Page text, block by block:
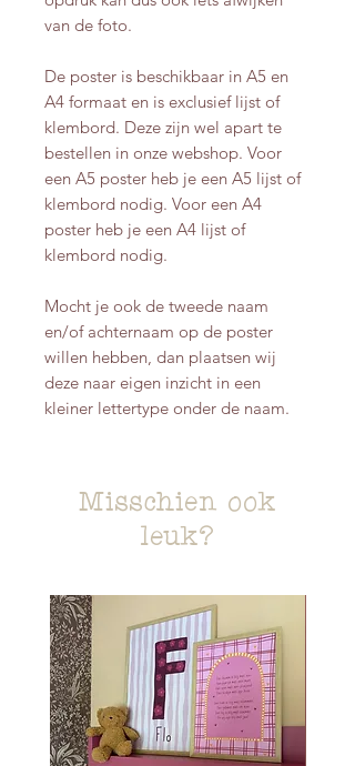
van de foto.
De poster is beschikbaar in A5 en
A4 formaat en is exclusief lijst of
klembord. Deze zijn wel apart te
bestellen in onze webshop. Voor
een A5 poster heb je een A5 lijst of
klembord nodig. Voor een A4
poster heb je een A4 lijst of
klembord nodig.
Mocht je ook de tweede naam
en/of achternaam op de poster
willen hebben, dan plaatsen wij
deze naar eigen inzicht in een
kleiner lettertype onder de naam.
Misschien ook
leuk?